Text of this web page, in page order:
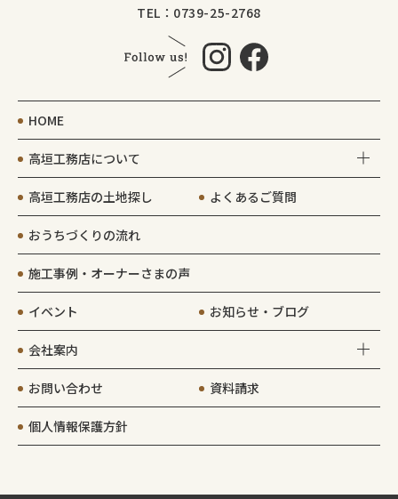
TEL：0739-25-2768
HOME
高垣工務店について
高垣工務店の土地探し よくあるご質問
おうちづくりの流れ
施工事例・オーナーさまの声
イベント お知らせ・ブログ
会社案内
お問い合わせ 資料請求
個人情報保護方針